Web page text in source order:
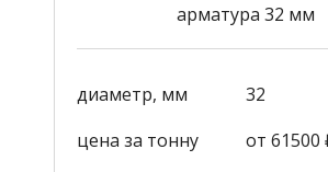
арматура 32 мм
диаметр, мм
32
цена за тонну
от 61500